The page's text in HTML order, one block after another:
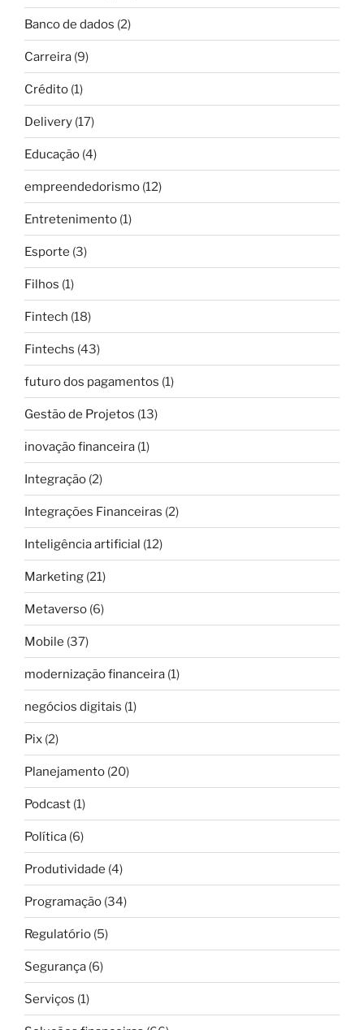
Banco de dados (2)
Carreira (9)
Crédito (1)
Delivery (17)
Educação (4)
empreendedorismo (12)
Entretenimento (1)
Esporte (3)
Filhos (1)
Fintech (18)
Fintechs (43)
futuro dos pagamentos (1)
Gestão de Projetos (13)
inovação financeira (1)
Integração (2)
Integrações Financeiras (2)
Inteligência artificial (12)
Marketing (21)
Metaverso (6)
Mobile (37)
modernização financeira (1)
negócios digitais (1)
Pix (2)
Planejamento (20)
Podcast (1)
Política (6)
Produtividade (4)
Programação (34)
Regulatório (5)
Segurança (6)
Serviços (1)